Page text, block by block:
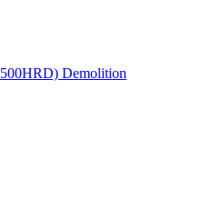
Demolition